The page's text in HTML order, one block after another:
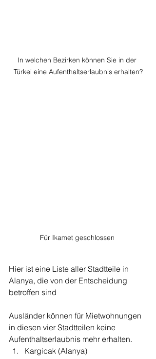
In welchen Bezirken können Sie in der
Türkei eine Aufenthaltserlaubnis erhalten?
Für Ikamet geschlossen
Hier ist eine Liste aller Stadtteile in
Alanya, die von der Entscheidung
betroffen sind
Ausländer können für Mietwohnungen
in diesen vier Stadtteilen keine
Aufenthaltserlaubnis mehr erhalten.
Kargicak (Alanya)